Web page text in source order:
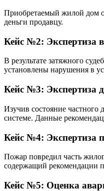
Приобретаемый жилой дом
деньги продавцу.
Кейс №2: Экспертиза
В результате затяжного
установлены нарушения в
Кейс №3: Экспертиза
Изучив состояние частного
системе. Данные
Кейс №4: Экспертиза
Пожар повредил часть
содержащий рекомендации
Кейс №5: Оценка